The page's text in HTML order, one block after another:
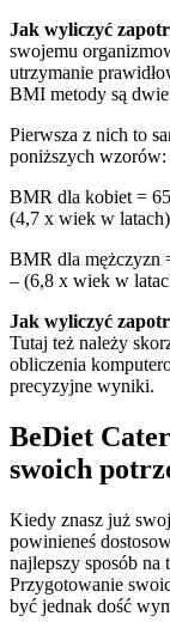
Jak wyliczyć
swojemu
utrzymanie
BMI metody są
Pierwsza z nich to
poniższych wzorów:
BMR dla kobiet =
(4,7 x wiek w
BMR dla mężczyzn
– (6,8 x wiek w
Jak wyliczyć
Tutaj też należy
obliczenia
precyzyjne wyniki.
BeDiet
swoich
Kiedy znasz już
powinieneś
najlepszy sposób na
Przygotowanie
być jednak dość